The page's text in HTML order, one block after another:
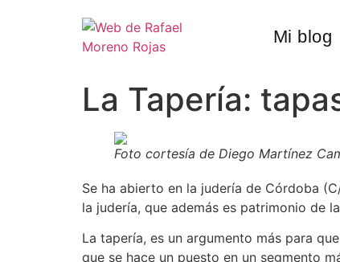
Mi blog
La Tapería:
Foto cortesía de Diego Martínez
Se ha abierto en la judería de Córdoba
la judería, que además es patrimonio de
La tapería, es un argumento más para
que se hace un puesto en un segmento